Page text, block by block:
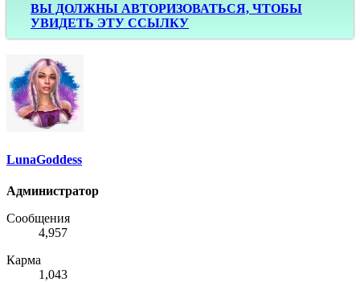
ВЫ ДОЛЖНЫ АВТОРИЗОВАТЬСЯ, ЧТОБЫ
УВИДЕТЬ ЭТУ ССЫЛКУ
LunaGoddess
Администратор
Сообщения
4,957
Карма
1,043